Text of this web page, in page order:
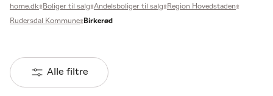
home.dk Boliger til salg Andelsboliger til salg
Region Hovedstaden
Rudersdal Kommune
Birkerød
Alle filtre